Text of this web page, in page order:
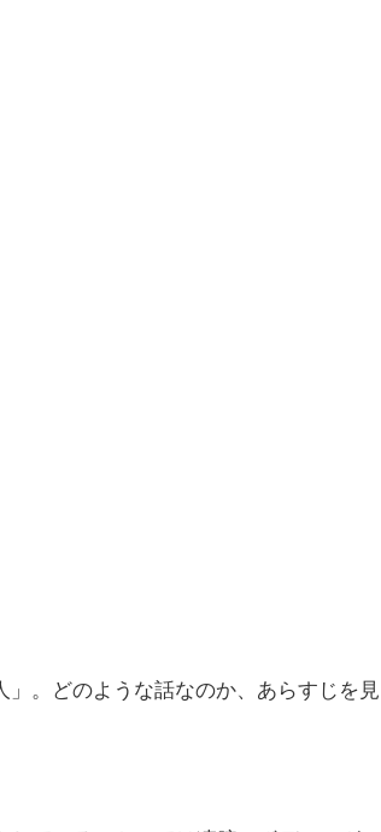
。どのような話なのか、あらすじを見